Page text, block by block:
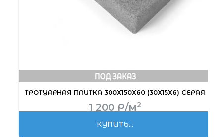
ТРОТУАРНАЯ ПЛИТКА 300Х150Х60 (30Х15Х6) СЕРАЯ
1 200 Р/м2
КУПИТЬ...